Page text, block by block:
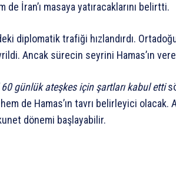
de İran’ı masaya yatıracaklarını belirtti.
diplomatik trafiği hızlandırdı.
Ancak sürecin seyrini Hamas’ın
günlük ateşkes için şartları kabul etti
de Hamas’ın tavrı belirleyici olacak.
dönemi başlayabilir.